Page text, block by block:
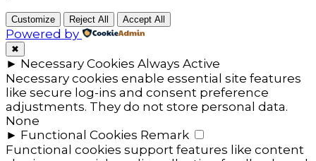
Customize Reject All Accept All
Powered by
✖
► Necessary Cookies Always Active
Necessary cookies enable essential site features
like secure log-ins and consent preference
adjustments. They do not store personal data.
None
► Functional Cookies Remark
Functional cookies support features like content